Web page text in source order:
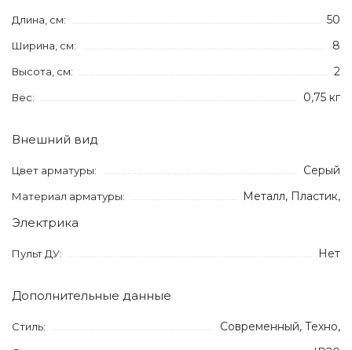
Длина, см: 50
Ширина, см: 8
Высота, см: 2
Вес: 0,75 кг
Внешний вид
Цвет арматуры: Серый
Материал арматуры: Металл, Пластик,
Электрика
Пульт ДУ: Нет
Дополнительные данные
Стиль: Современный, Техно,